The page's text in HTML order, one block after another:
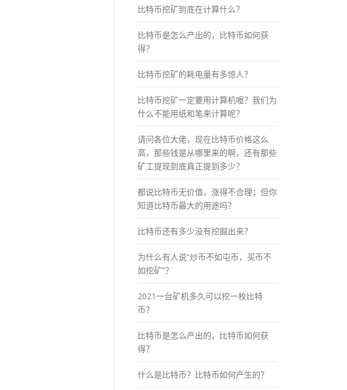
比特币挖矿到底在计算什么？
比特币是怎么产出的，比特币如何获
得？
比特币挖矿的耗电量有多惊人？
比特币挖矿一定要用计算机嚒？我们为
什么不能用纸和笔来计算呢？
请问各位大佬，现在比特币价格这么
高，那些钱是从哪里来的啊，还有那些
矿工提现到底真正提到多少？
都说比特币无价值，涨得不合理；但你
知道比特币最大的用途吗？
比特币还有多少没有挖掘出来？
为什么有人说“炒币不如屯币，买币不
如挖矿”？
2021一台矿机多久可以挖一枚比特
币？
比特币是怎么产出的，比特币如何获
得？
什么是比特币？比特币如何产生的？